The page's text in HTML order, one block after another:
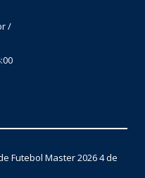
/
Futebol Master 20264 de